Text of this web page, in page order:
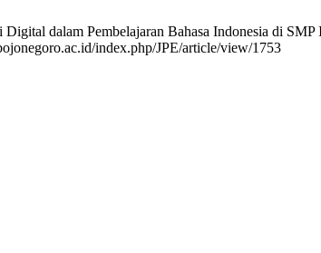
dalam Pembelajaran Bahasa Indonesia di
index.php/JPE/article/view/1753